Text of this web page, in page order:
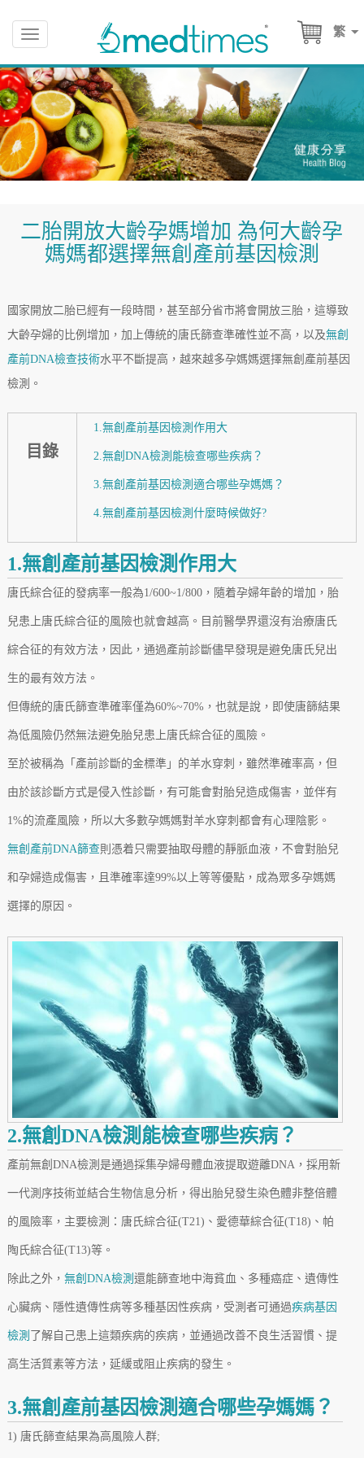
繁
Toggle
navigation
二胎開放大齡孕媽增加 為何大齡孕
媽媽都選擇無創產前基因檢測
國家開放二胎已經有一段時間，甚至部分省市將會開放三胎，這導致
大齡孕婦的比例增加，加上傳統的唐氏篩查準確性並不高，以及無創
產前DNA檢查技術水平不斷提高，越來越多孕媽媽選擇無創產前基因
檢測。
目錄
1.無創產前基因檢測作用大
2.無創DNA檢測能檢查哪些疾病？
3.無創產前基因檢測適合哪些孕媽媽？
4.無創產前基因檢測什麼時候做好?
1.無創產前基因檢測作用大
唐氏綜合征的發病率一般為1/600~1/800，隨着孕婦年齡的增加，胎
兒患上唐氏綜合征的風險也就會越高。目前醫學界還沒有治療唐氏
綜合征的有效方法，因此，通過產前診斷儘早發現是避免唐氏兒出
生的最有效方法。
但傳統的唐氏篩查準確率僅為60%~70%，也就是說，即使唐篩結果
為低風險仍然無法避免胎兒患上唐氏綜合征的風險。
至於被稱為「產前診斷的金標準」的羊水穿刺，雖然準確率高，但
由於該診斷方式是侵入性診斷，有可能會對胎兒造成傷害，並伴有
1%的流產風險，所以大多數孕媽媽對羊水穿刺都會有心理陰影。
無創產前DNA篩查則憑着只需要抽取母體的靜脈血液，不會對胎兒
和孕婦造成傷害，且準確率達99%以上等等優點，成為眾多孕媽媽
選擇的原因。
2.無創DNA檢測能檢查哪些疾病？
產前無創DNA檢測是通過採集孕婦母體血液提取遊離DNA，採用新
一代測序技術並結合生物信息分析，得出胎兒發生染色體非整倍體
的風險率，主要檢測：唐氏綜合征(T21)、愛德華綜合征(T18)、帕
陶氏綜合征(T13)等。
除此之外， 無創DNA檢測 還能篩查地中海貧血、多種癌症、遺傳性
心臟病、隱性遺傳性病等多種基因性疾病，受測者可通過疾病基因
檢測 了解自己患上這類疾病的疾病，並通過改善不良生活習慣、提
高生活質素等方法，延緩或阻止疾病的發生。
3.無創產前基因檢測適合哪些孕媽媽？
1) 唐氏篩查結果為高風險人群;